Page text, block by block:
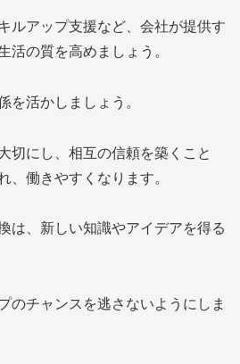
ルアップ支援など、会社が提供す
活の質を高めましょう。
を活かしましょう。
切にし、相互の信頼を築くこと
、働きやすくなります。
は、新しい知識やアイデアを得る
のチャンスを逃さないようにしま